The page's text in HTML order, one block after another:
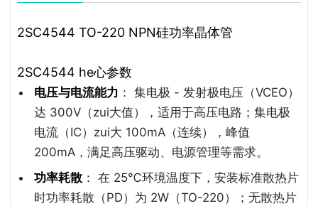
2SC4544 TO-220 NPN硅功率晶体管
2SC4544 he心参数
电压与电流能力 ： 集电极 - 发射极电压（VCEO）
达 300V（zui大值），适用于高压电路；集电极
电流（IC）zui大 100mA（连续），峰值
200mA，满足高压驱动、电源管理等需求。
功率耗散： 在 25℃环境温度下，安装标准散热片
时功率耗散（PD）为 2W（TO-220）；无散热片